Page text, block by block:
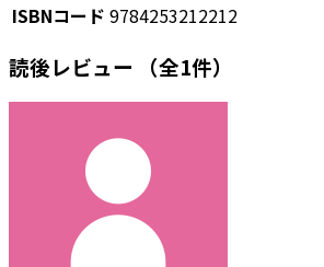
ISBNコード 9784253212212
読後レビュー （全1件）